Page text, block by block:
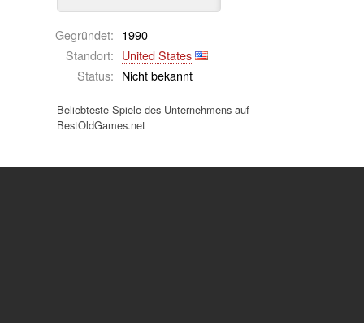
Gegründet: 1990
Standort: United States
Status: Nicht bekannt
Beliebteste Spiele des Unternehmens auf
BestOldGames.net